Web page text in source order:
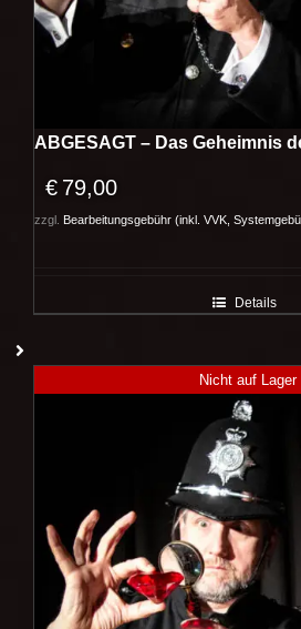
ABGESAGT – Das Geheimnis
€ 79,00
zzgl. Bearbeitungsgebühr (inkl. VVK,
Details
Nicht auf Lager